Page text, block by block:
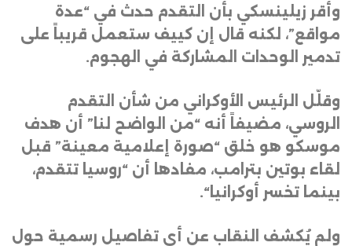
وأقر زيلينسكي بأن التقدم حدث في “عدة
مواقع”، لكنه قال إن كييف ستعمل قريباً على
تدمير الوحدات المشاركة في الهجوم.
وقلّل الرئيس الأوكراني من شأن التقدم
الروسي، مضيفاً أنه “من الواضح لنا” أن هدف
موسكو هو خلق “صورة إعلامية معينة” قبل
لقاء بوتين بترامب، مفادها أن “روسيا تتقدم،
بينما تخسر أوكرانيا“.
ولم يُكشف النقاب عن أي تفاصيل رسمية حول